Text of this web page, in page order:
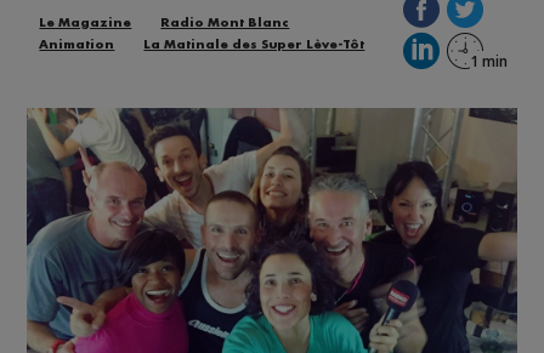
Le Magazine
Radio Mont Blanc
Animation
La Matinale des Super Lève-Tôt